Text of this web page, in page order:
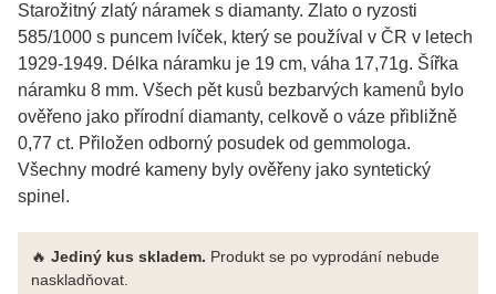
Starožitný zlatý náramek s diamanty. Zlato o ryzosti
585/1000 s puncem lvíček, který se používal v ČR v letech
1929-1949. Délka náramku je 19 cm, váha 17,71g. Šířka
náramku 8 mm. Všech pět kusů bezbarvých kamenů bylo
ověřeno jako přírodní diamanty, celkově o váze přibližně
0,77 ct. Přiložen odborný posudek od gemmologa.
Všechny modré kameny byly ověřeny jako syntetický
spinel.
🔥 Jediný kus skladem. Produkt se po vyprodání nebude
naskladňovat.